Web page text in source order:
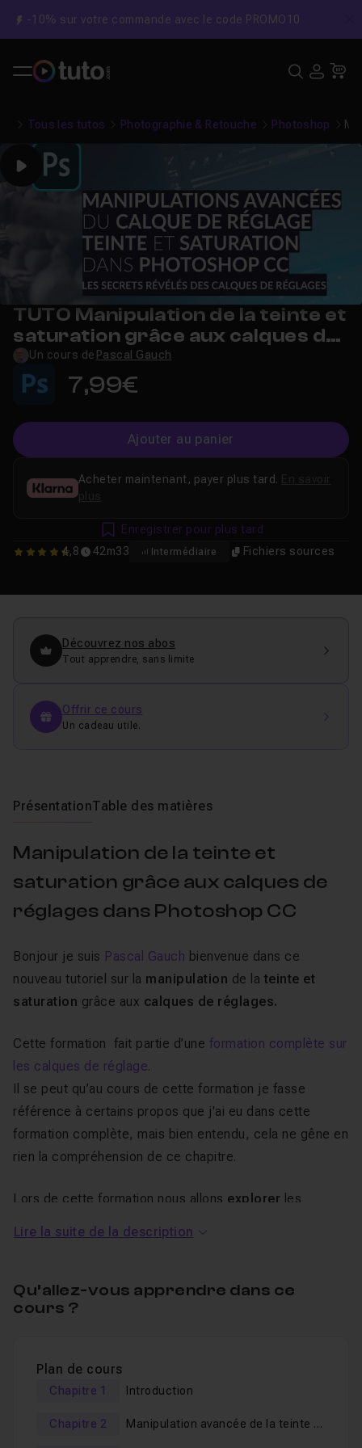
-10% sur votre commande avec le code PROMO10
Tous les tutos Photographie & Retouche Photoshop
Play
TUTO Manipulation de la teinte et
saturation grâce aux calques de
réglages dans Photoshop CC
Un cours de Pascal Gauch
7,99€
Ajouter au panier
4.7777777777778
4,8 42m33 Intermédiaire Fichiers sources
Acheter maintenant, payer plus tard.
plus
Enregistrer pour plus tard
Découvrez nos abos
Tout apprendre, sans limite
Offrir ce cours
Un cadeau utile.
PrésentationTable des matières
Manipulation de la teinte et
saturation grâce aux calques de
réglages dans Photoshop CC
Bonjour je suis Pascal Gauch bienvenue dans ce
nouveau tutoriel sur la manipulation de la teinte et
saturation grâce aux calques de réglages.
Cette formation fait partie d’une formation complète sur
les calques de réglage.
Il se peut qu’au cours de cette formation je fasse
référence à certains propos que j'ai eu dans cette
formation complète, mais bien entendu, cela ne gêne en
rien la compréhension de ce chapitre.
Lors de cette formation nous allons explorer les
coloriser nos images
Nous irons un petit peu plus avant avec lavibrance
jouer avec la
Cette formation est d’un
dire que vous devez déjà connaître
l'aise avec les calques et les notions qui leur sont
Lire la suite de la description
Qu’allez-vous apprendre dans ce
cours ?
Plan de cours
Chapitre 1 Introduction
Chapitre 2
Manipulation avancée de la teinte et